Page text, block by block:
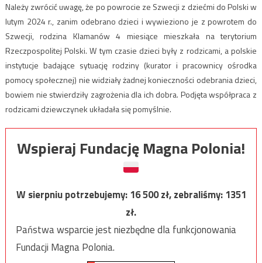
Należy zwrócić uwagę, że po powrocie ze Szwecji z dziećmi do Polski w
lutym 2024 r., zanim odebrano dzieci i wywieziono je z powrotem do
Szwecji, rodzina Klamanów 4 miesiące mieszkała na terytorium
Rzeczpospolitej Polski. W tym czasie dzieci były z rodzicami, a polskie
instytucje badające sytuację rodziny (kurator i pracownicy ośrodka
pomocy społecznej) nie widziały żadnej konieczności odebrania dzieci,
bowiem nie stwierdziły zagrożenia dla ich dobra. Podjęta współpraca z
rodzicami dziewczynek układała się pomyślnie.
Wspieraj Fundację Magna Polonia!
W sierpniu potrzebujemy:16 500zł, zebraliśmy:1351
zł.
Państwa wsparcie jest niezbędne dla funkcjonowania
Fundacji Magna Polonia.